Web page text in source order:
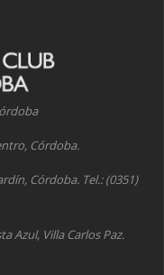
Córdoba.
Córdoba. Tel.: (0351)
Azul, Villa Carlos Paz.